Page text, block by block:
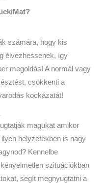
számára, hogy kis
élvezhessenek, így
megoldás! A normál vagy
csökkenti a
kockázatát!
magukat amikor
helyzetekben is nagy
Kennelbe
szituációkban
segít megnyugtatni a